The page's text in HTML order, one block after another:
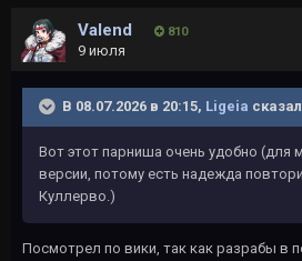
Valend 810
9 июля
В 08.07.2026 в 20:15, Ligeia
Вот этот парниша очень удобно
версии, потому есть надежда
Куллерво.)
Посмотрел по вики, так как разрабы в